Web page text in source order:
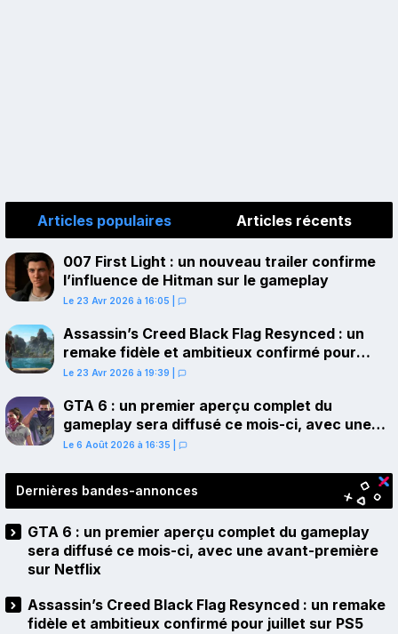
Articles populaires Articles récents
007 First Light : un nouveau trailer confirme
l’influence de Hitman sur le gameplay
Le 23 Avr 2026 à 16:05
Assassin’s Creed Black Flag Resynced : un
remake fidèle et ambitieux confirmé pour
juillet sur PS5
Le 23 Avr 2026 à 19:39
GTA 6 : un premier aperçu complet du
gameplay sera diffusé ce mois-ci, avec une
avant-première sur Netflix
Le 6 Août 2026 à 16:35
Dernières bandes-annonces
GTA 6 : un premier aperçu complet du gameplay
sera diffusé ce mois-ci, avec une avant-première
sur Netflix
Assassin’s Creed Black Flag Resynced : un remake
fidèle et ambitieux confirmé pour juillet sur PS5